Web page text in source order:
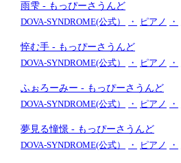
雨雫 - もっぴーさうんど
DOVA-SYNDROME(公式）
・ ピアノ ・
悴む手 - もっぴーさうんど
DOVA-SYNDROME(公式）
・ ピアノ ・
ふぉろーみー - もっぴーさうんど
DOVA-SYNDROME(公式）
・ ピアノ ・
夢見る憧憬 - もっぴーさうんど
DOVA-SYNDROME(公式）
・ ピアノ ・